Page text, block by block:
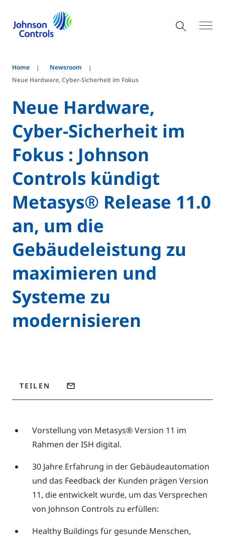
Home
Newsroom
Neue Hardware, Cyber-Sicherheit im Fokus
Neue Hardware,
Cyber-Sicherheit im
Fokus : Johnson
Controls kündigt
Metasys® Release 11.0
an, um die
Gebäudeleistung zu
maximieren und
Systeme zu
modernisieren
TEILEN
Vorstellung von Metasys® Version 11 im
Rahmen der ISH digital.
30 Jahre Erfahrung in der Gebäudeautomation
und das Feedback der Kunden prägen Version
11, die entwickelt wurde, um das Versprechen
von Johnson Controls zu erfüllen:
Healthy Buildings für gesunde Menschen,